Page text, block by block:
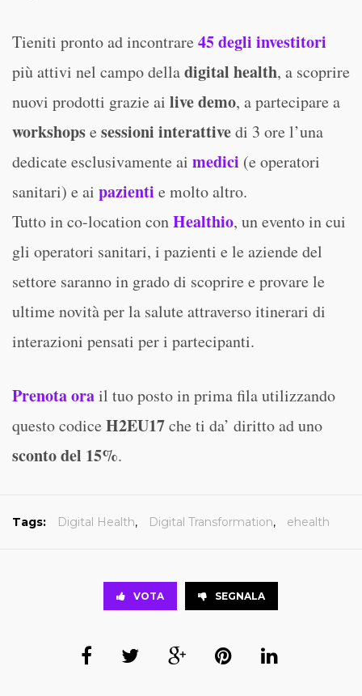
Tieniti pronto ad incontrare 45 degli investitori
più attivi nel campo delladigital health, a scoprire
nuovi prodotti grazie ai live demo, a partecipare a
workshopse sessioni interattivedi 3 ore l’una
dedicate esclusivamente ai medici (e operatori
sanitari) e ai pazienti e molto altro.
Tutto in co-location conHealthio, un evento in cui
gli operatori sanitari, i pazienti e le aziende del
settore saranno in grado di scoprire e provare le
ultime novità per la salute attraverso itinerari di
interazioni pensati per i partecipanti.
Prenota orail tuo posto in prima fila utilizzando
questo codice H2EU17che ti da’ diritto ad uno
sconto del 15%.
Tags: Digital Health, Digital Transformation, ehealth
VOTA SEGNALA